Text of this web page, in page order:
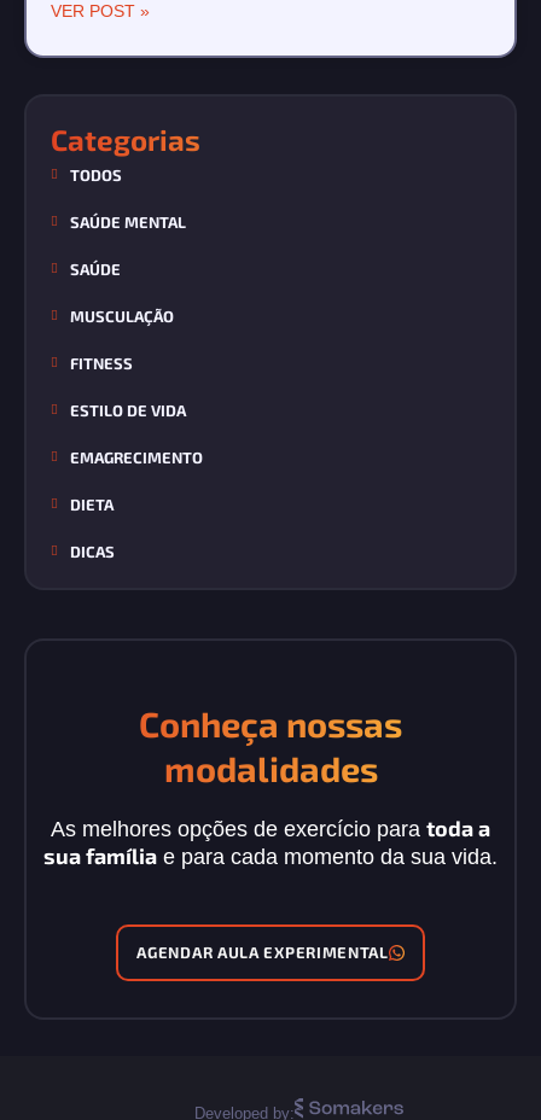
VER POST »
Categorias
TODOS
SAÚDE MENTAL
SAÚDE
MUSCULAÇÃO
FITNESS
ESTILO DE VIDA
EMAGRECIMENTO
DIETA
DICAS
Conheça nossas
modalidades
As melhores opções de exercício para toda a
sua família e para cada momento da sua vida.
AGENDAR AULA EXPERIMENTAL
Developed by: